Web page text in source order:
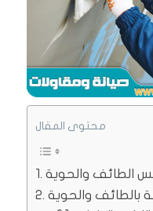
محتوى المقال
الطائف والحوية
بالطائف والحوية